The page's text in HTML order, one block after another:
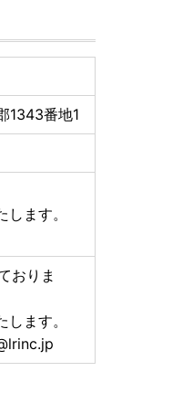
。
したら、
い。
1343番地1
ます。
おりま
ます。